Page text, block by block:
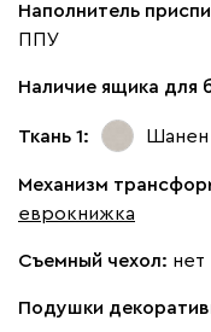
Наполнитель
ППУ
Наличие ящика для
Ткань 1:
Механизм
еврокнижка
Съемный чехол: нет
Подушки